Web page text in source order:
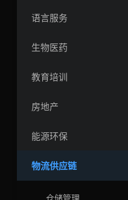
语言服务
生物医药
教育培训
房地产
能源环保
物流供应链
仓储管理